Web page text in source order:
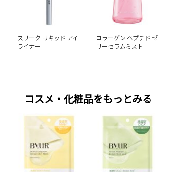
スリーク リキッド アイ
ライナー
コラーゲン ペプチド ゼ
リーセラムミスト
コスメ・化粧品をもっとみる